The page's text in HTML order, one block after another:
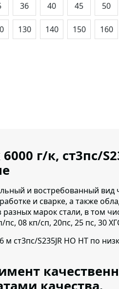
36 40 45 50
130 140 150 160
г/к, ст3пс/
и востребованный вид
и сварке, а также
марок стали, в том
08 кп/сп, 20пс, 25 пс, 30
м ст3пс/S235JR НО НТ по